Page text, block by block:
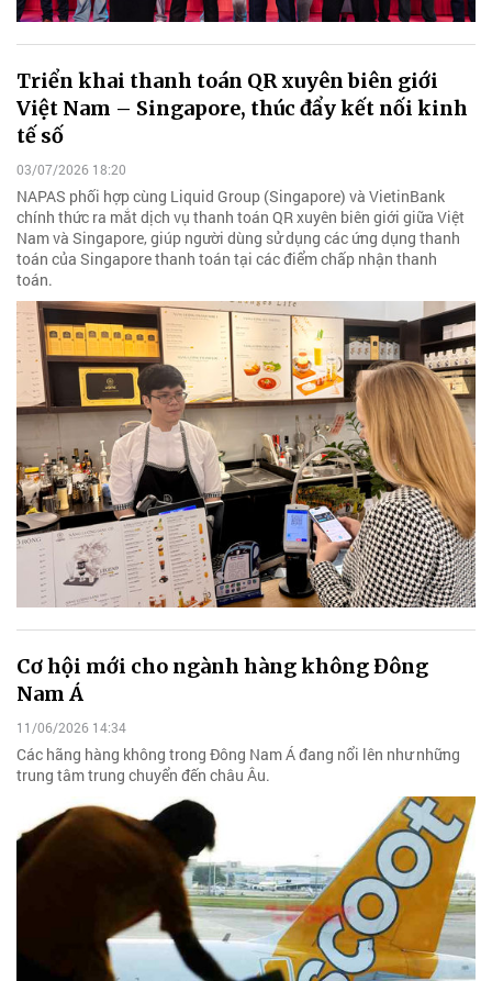
Triển khai thanh toán QR xuyên biên giới
Việt Nam – Singapore, thúc đẩy kết nối kinh
tế số
03/07/2026 18:20
NAPAS phối hợp cùng Liquid Group (Singapore) và VietinBank
chính thức ra mắt dịch vụ thanh toán QR xuyên biên giới giữa Việt
Nam và Singapore, giúp người dùng sử dụng các ứng dụng thanh
toán của Singapore thanh toán tại các điểm chấp nhận thanh
toán.
Cơ hội mới cho ngành hàng không Đông
Nam Á
11/06/2026 14:34
Các hãng hàng không trong Đông Nam Á đang nổi lên như những
trung tâm trung chuyển đến châu Âu.